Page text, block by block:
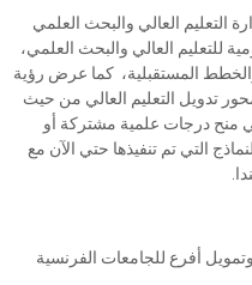
التعليم العالي والبحث العلمي
للتعليم العالي والبحث العلمي،
المستقبلية، كما عرض رؤية
تدويل التعليم العالي من حيث
منح درجات علمية مشتركة أو
التي تم تنفيذها حتي الآن مع
أفرع للجامعات الفرنسية